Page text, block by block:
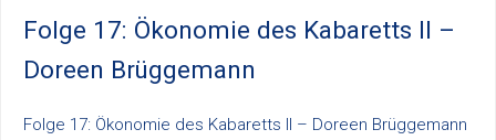
Folge 17: Ökonomie des Kabaretts II –
Doreen Brüggemann
Folge 17: Ökonomie des Kabaretts II – Doreen Brüggemann